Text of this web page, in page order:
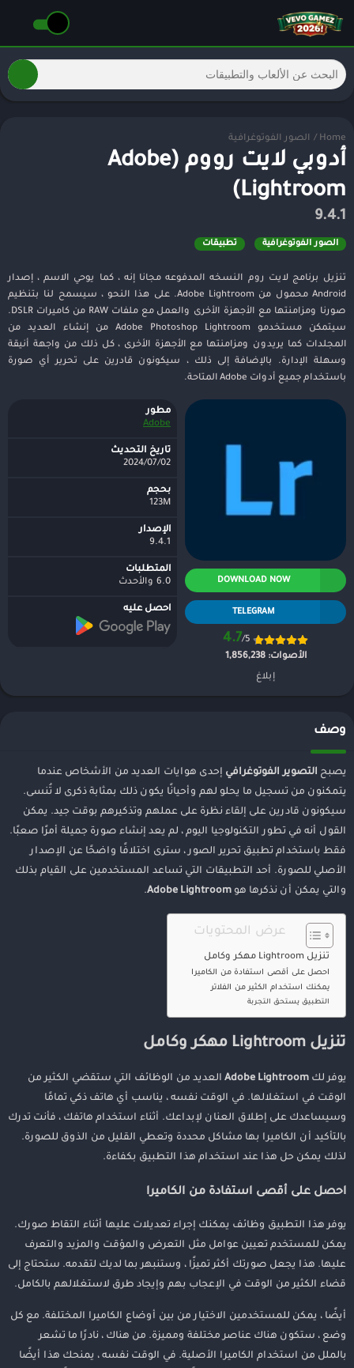
Home
/ الصور الفوتوغرافية
أدوبي لايت رووم (Adobe
Lightroom)
9.4.1
الصور الفوتوغرافية تطبيقات
تنزيل برنامج لايت روم النسخه المدفوعه مجانا إنه ، كما يوحي الاسم ، إصدار
Android محمول من Adobe Lightroom. على هذا النحو ، سيسمح لنا بتنظيم
صورنا ومزامنتها مع الأجهزة الأخرى والعمل مع ملفات RAW من كاميرات DSLR.
سيتمكن مستخدمو Adobe Photoshop Lightroom من إنشاء العديد من
المجلدات كما يريدون ومزامنتها مع الأجهزة الأخرى ، كل ذلك من واجهة أنيقة
وسهلة الإدارة. بالإضافة إلى ذلك ، سيكونون قادرين على تحرير أي صورة
باستخدام جميع أدوات Adobe المتاحة.
DOWNLOAD NOW
TELEGRAM
4.7/5
الأصوات:1,856,238
إبلاغ
مطور
Adobe
تاريخ التحديث
2024/07/02
بحجم
123M
الإصدار
9.4.1
المتطلبات
6.0 والأحدث
احصل عليه
وصف
يصبح التصوير الفوتوغرافي إحدى هوايات العديد من الأشخاص عندما
يتمكنون من تسجيل ما يحلو لهم وأحيانًا يكون ذلك بمثابة ذكرى لا تُنسى.
سيكونون قادرين على إلقاء نظرة على عملهم وتذكيرهم بوقت جيد. يمكن
القول أنه في تطور التكنولوجيا اليوم ، لم يعد إنشاء صورة جميلة أمرًا صعبًا.
فقط باستخدام تطبيق تحرير الصور ، سترى اختلافًا واضحًا عن الإصدار
الأصلي للصورة. أحد التطبيقات التي تساعد المستخدمين على القيام بذلك
والتي يمكن أن نذكرها هو Adobe Lightroom
.
عرض المحتويات
تنزيل Lightroom مهكر وكامل
احصل على أقصى استفادة من الكاميرا
يمكنك استخدام الكثير من الفلاتر
التطبيق يستحق التجربة
تنزيل Lightroom مهكر وكامل
يوفر لك Adobe Lightroom العديد من الوظائف التي ستقضي الكثير من
الوقت في استغلالها. في الوقت نفسه ، يناسب أي هاتف ذكي تمامًا
وسيساعدك على إطلاق العنان لإبداعك. أثناء استخدام هاتفك ، فأنت تدرك
بالتأكيد أن الكاميرا بها مشاكل محددة وتعطي القليل من الذوق للصورة.
لذلك يمكن حل هذا عند استخدام هذا التطبيق بكفاءة.
احصل على أقصى استفادة من الكاميرا
يوفر هذا التطبيق وظائف يمكنك إجراء تعديلات عليها أثناء التقاط صورك.
يمكن للمستخدم تعيين عوامل مثل التعرض والمؤقت والمزيد والتعرف
عليها. هذا يجعل صورتك أكثر تميزًا ، وستنبهر بما لديك لتقدمه. ستحتاج إلى
قضاء الكثير من الوقت في الإعجاب بهم وإيجاد طرق لاستغلالهم بالكامل.
أيضًا ، يمكن للمستخدمين الاختيار من بين أوضاع الكاميرا المختلفة. مع كل
وضع ، ستكون هناك عناصر مختلفة ومميزة. من هناك ، نادرًا ما تشعر
بالملل من استخدام الكاميرا الأصلية. في الوقت نفسه ، يمنحك هذا أيضًا